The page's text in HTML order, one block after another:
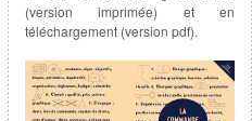
(version imprimée) et en
téléchargement (version pdf).